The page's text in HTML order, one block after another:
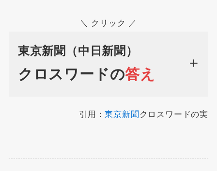
＼ クリック ／
東京新聞（中日新聞）
クロスワードの答え
引用：東京新聞 クロスワードの実